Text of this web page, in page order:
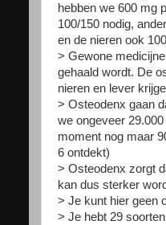
hebben we 600 mg
100/150 nodig,
en de nieren ook
> Gewone
gehaald wordt. De
nieren en lever
> Osteodenx gaan
we ongeveer
moment nog maar
6 ontdekt)
> Osteodenx zorgt
kan dus sterker
> Je kunt hier geen
> Je hebt 29